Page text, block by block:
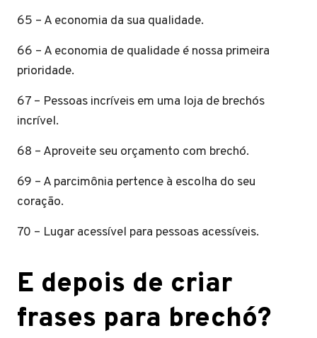
65 – A economia da sua qualidade.
66 – A economia de qualidade é nossa primeira
prioridade.
67 – Pessoas incríveis em uma loja de brechós
incrível.
68 – Aproveite seu orçamento com brechó.
69 – A parcimônia pertence à escolha do seu
coração.
70 – Lugar acessível para pessoas acessíveis.
E depois de criar
frases para brechó?